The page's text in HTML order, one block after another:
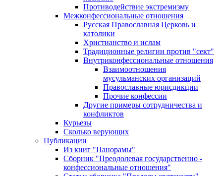
Противодействие экстремизму
Межконфессиональные отношения
Русская Православная Церковь и
католики
Христианство и ислам
Традиционные религии против "сект"
Внутриконфессиональные отношения
Взаимоотношения
мусульманских организаций
Православные юрисдикции
Прочие конфессии
Другие примеры сотрудничества и
конфликтов
Курьезы
Сколько верующих
Публикации
Из книг "Панорамы"
Сборник "Преодолевая государственно -
конфессиональные отношения"